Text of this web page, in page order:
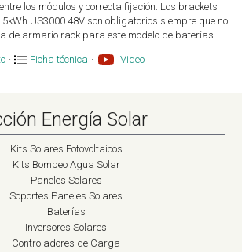
los módulos y correcta fijación. Los brackets
US3000 48V son obligatorios siempre que no
de armario rack para este modelo de baterías.
· Ficha técnica · Video
Energía Solar
Kits Solares Fotovoltaicos
Kits Bombeo Agua Solar
Paneles Solares
Soportes Paneles Solares
Baterías
Inversores Solares
Controladores de Carga